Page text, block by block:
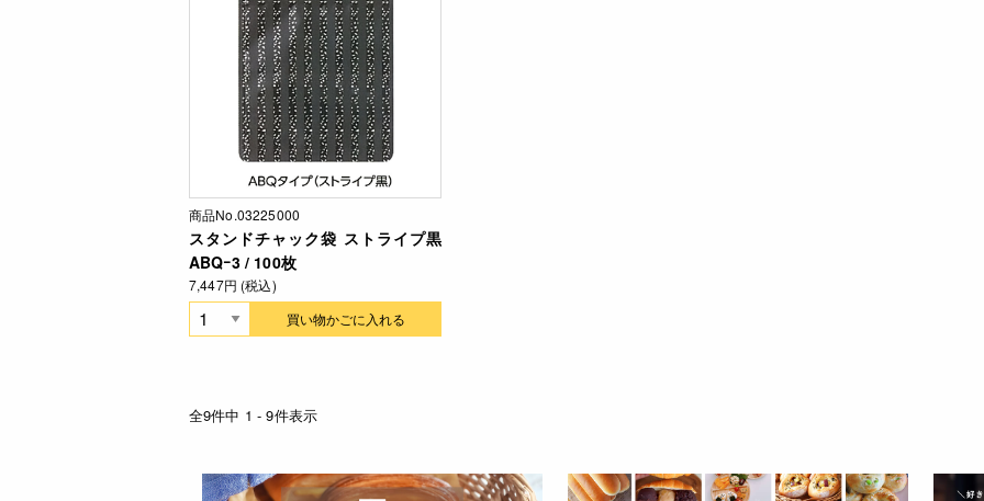
商品No.03225000
スタンドチャック袋 ストライプ黒
ABQｰ3 / 100枚
7,447円 (税込)
買い物かごに入れる
全9件中 1 - 9件表示